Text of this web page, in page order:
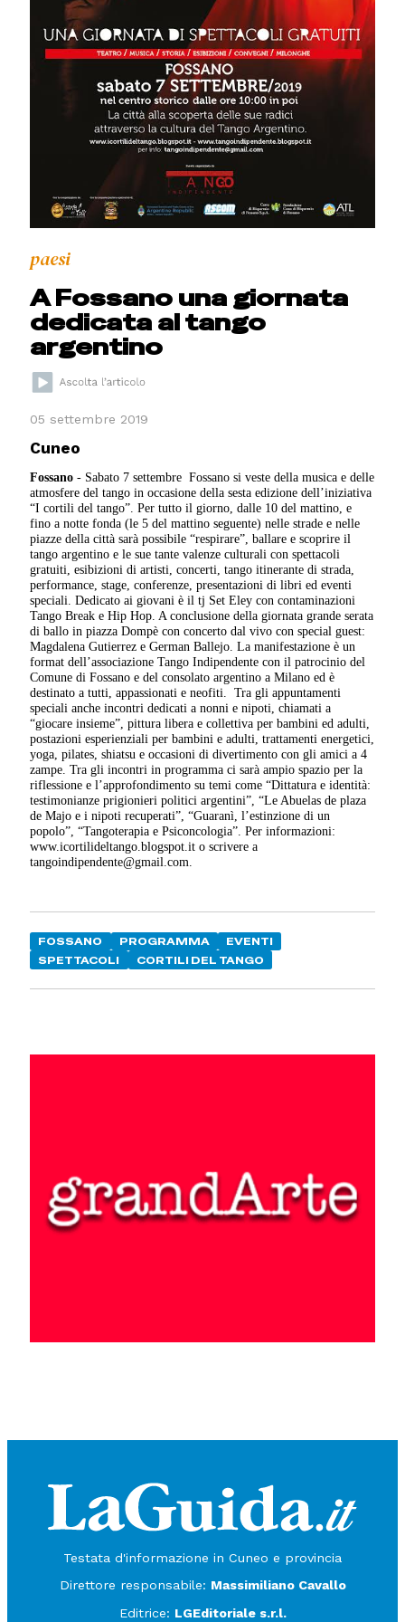
paesi
A Fossano una giornata
dedicata al tango
argentino
05 settembre 2019
Cuneo
Fossano - Sabato 7 settembre Fossano si veste della musica e delle
atmosfere del tango in occasione della sesta edizione dell’iniziativa
“I cortili del tango”. Per tutto il giorno, dalle 10 del mattino, e
fino a notte fonda (le 5 del mattino seguente) nelle strade e nelle
piazze della città sarà possibile “respirare”, ballare e scoprire il
tango argentino e le sue tante valenze culturali con spettacoli
gratuiti, esibizioni di artisti, concerti, tango itinerante di strada,
performance, stage, conferenze, presentazioni di libri ed eventi
speciali. Dedicato ai giovani è il tj Set Eley con contaminazioni
Tango Break e Hip Hop. A conclusione della giornata grande serata
di ballo in piazza Dompè con concerto dal vivo con special guest:
Magdalena Gutierrez e German Ballejo. La manifestazione è un
format dell’associazione Tango Indipendente con il patrocinio del
Comune di Fossano e del consolato argentino a Milano ed è
destinato a tutti, appassionati e neofiti. Tra gli appuntamenti
speciali anche incontri dedicati a nonni e nipoti, chiamati a
“giocare insieme”, pittura libera e collettiva per bambini ed adulti,
postazioni esperienziali per bambini e adulti, trattamenti energetici,
yoga, pilates, shiatsu e occasioni di divertimento con gli amici a 4
zampe. Tra gli incontri in programma ci sarà ampio spazio per la
riflessione e l’approfondimento su temi come “Dittatura e identità:
testimonianze prigionieri politici argentini”, “Le Abuelas de plaza
de Majo e i nipoti recuperati”, “Guaranì, l’estinzione di un
popolo”, “Tangoterapia e Psiconcologia”. Per informazioni:
www.icortilideltango.blogspot.it o scrivere a
tangoindipendente@gmail.com.
FOSSANO PROGRAMMA
EVENTI
SPETTACOLI
CORTILI DEL TANGO
Testata d'informazione in Cuneo e provincia
Direttore responsabile: Massimiliano Cavallo
Editrice: LGEditoriale s.r.l.